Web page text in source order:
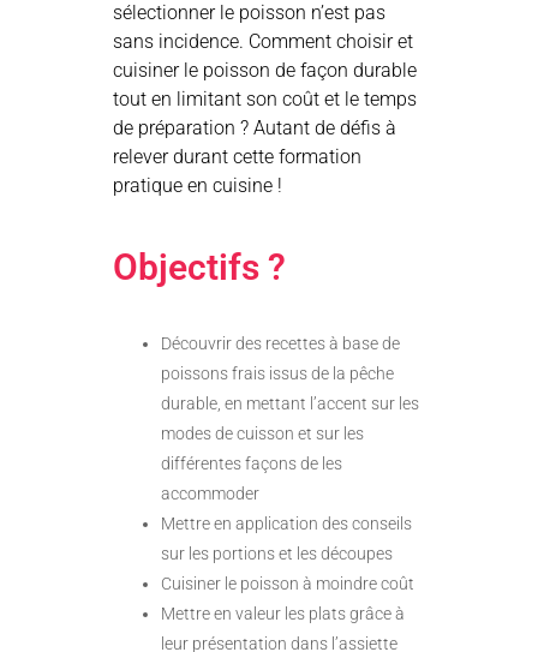
sélectionner le poisson n’est pas
sans incidence. Comment choisir et
cuisiner le poisson de façon durable
tout en limitant son coût et le temps
de préparation ? Autant de défis à
relever durant cette formation
pratique en cuisine !
Objectifs ?
Découvrir des recettes à base de
poissons frais issus de la pêche
durable, en mettant l’accent sur les
modes de cuisson et sur les
différentes façons de les
accommoder
Mettre en application des conseils
sur les portions et les découpes
Cuisiner le poisson à moindre coût
Mettre en valeur les plats grâce à
leur présentation dans l’assiette